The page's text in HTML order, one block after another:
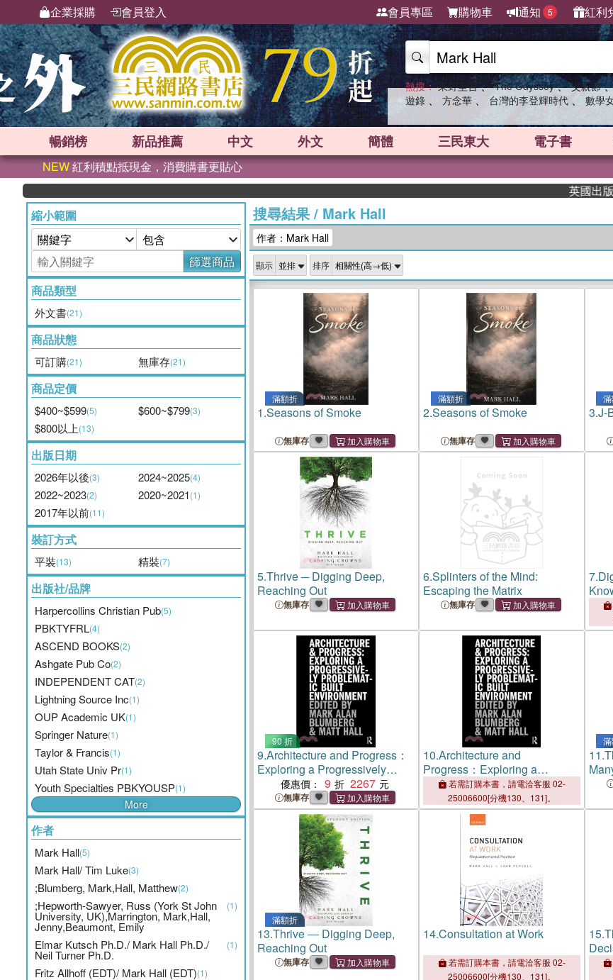
企業採購 會員登入 會員專區 購物車 通知 5 紅利
熱搜： 東野圭吾 、 The Odyssey 、 父親節
遊錄 、 方念華 、 台灣的李登輝時代 、 數學
暢銷榜 新品推薦 中文 外文 簡體 三民東大 電子書
NEW紅利積點抵現金，消費購書更貼心
英國出版界指
縮小範圍
篩選商品
商品類型
外文書(21)
商品狀態
可訂購(21) 無庫存(21)
商品定價
$400~$599(5) $600~$799(3)
$800以上(13)
出版日期
2026年以後(3) 2024~2025(4)
2022~2023(2) 2020~2021(1)
2017年以前(11)
裝訂方式
平裝(13) 精裝(7)
出版社/品牌
Harpercollins Christian Pub(5)
PBKTYFRL(4)
ASCEND BOOKS(2)
Ashgate Pub Co(2)
INDEPENDENT CAT(2)
Lightning Source Inc(1)
OUP Academic UK(1)
Springer Nature(1)
Taylor & Francis(1)
Utah State Univ Pr(1)
Youth Specialties PBKYOUSP(1)
More
作者
Mark Hall(5)
Mark Hall/ Tim Luke(3)
;Blumberg, Mark,Hall, Matthew(2)
;Hepworth-Sawyer, Russ (York St John
University, UK),Marrington, Mark,Hall,
Jenny,Beaumont, Emily
(1)
Elmar Kutsch Ph.D./ Mark Hall Ph.D./
Neil Turner Ph.D.
(1)
Fritz Allhoff (EDT)/ Mark Hall (EDT)(1)
搜尋結果/ Mark Hall
作者：Mark Hall
顯示 排序
滿額折
1.Seasons of Smoke
無庫存
滿額折
2.Seasons of Smoke
無庫存
3.J-
5.Thrive ─ Digging Deep,
Reaching Out
無庫存
6.Splinters of the Mind:
Escaping the Matrix
無庫存
7.
90 折
9.Architecture and Progress：
Exploring a Progressively
Problematic Built Environment
優惠價： 9 2267
無庫存
10.Architecture and
Progress：Exploring a
Progressively Problematic
Built Environment
若需訂購本書，請電洽客服 02-
25006600[分機130、131]。
11.
滿額折
13.Thrive ― Digging Deep,
Reaching Out
無庫存
14.Consultation at Work
若需訂購本書，請電洽客服 02-
25006600[分機130、131]。
15.